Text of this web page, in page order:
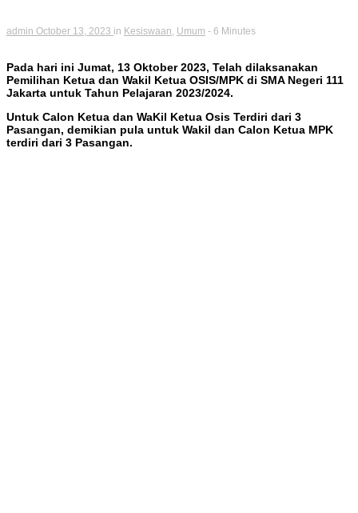
admin October 13, 2023 in Kesiswaan Umum - 6 Minutes
Pada hari ini Jumat, 13 Oktober 2023, Telah dilaksanakan
Pemilihan Ketua dan Wakil Ketua OSIS/MPK di SMA Negeri 111
Jakarta untuk Tahun Pelajaran 2023/2024.
Untuk Calon Ketua dan WaKil Ketua Osis Terdiri dari 3
Pasangan, demikian pula untuk Wakil dan Calon Ketua MPK
terdiri dari 3 Pasangan.